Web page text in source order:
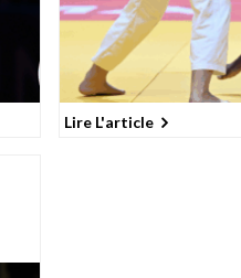
Lire L'article